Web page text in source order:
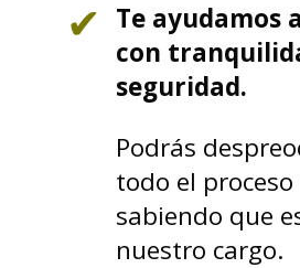
Te ayudamos
con
seguridad.
Podrás
todo el
sabiendo que
nuestro cargo.